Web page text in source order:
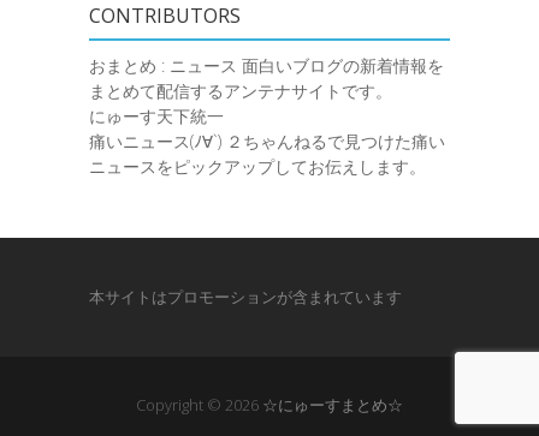
CONTRIBUTORS
おまとめ : ニュース 面白いブログの新着情報を
まとめて配信するアンテナサイトです。
にゅーす天下統一
痛いニュース(ﾉ∀`) ２ちゃんねるで見つけた痛い
ニュースをピックアップしてお伝えします。
本サイトはプロモーションが含まれています
Copyright © 2026 ☆にゅーすまとめ☆